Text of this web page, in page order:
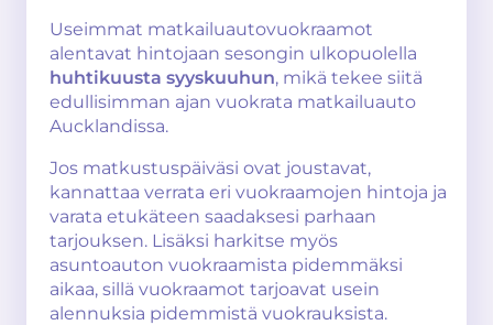
Useimmat matkailuautovuokraamot
alentavat hintojaan sesongin ulkopuolella
huhtikuusta syyskuuhun, mikä tekee siitä
edullisimman ajan vuokrata matkailuauto
Aucklandissa.
Jos matkustuspäiväsi ovat joustavat,
kannattaa verrata eri vuokraamojen hintoja ja
varata etukäteen saadaksesi parhaan
tarjouksen. Lisäksi harkitse myös
asuntoauton vuokraamista pidemmäksi
aikaa, sillä vuokraamot tarjoavat usein
alennuksia pidemmistä vuokrauksista.